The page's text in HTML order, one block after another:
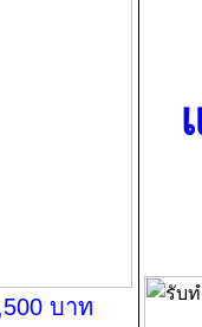
บาท